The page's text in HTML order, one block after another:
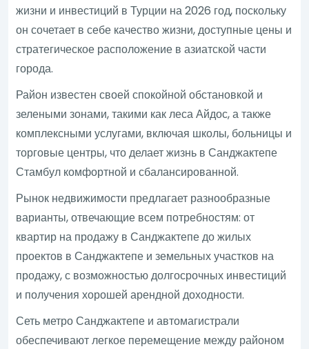
жизни и инвестиций в Турции на 2026 год, поскольку
он сочетает в себе качество жизни, доступные цены и
стратегическое расположение в азиатской части
города.
Район известен своей спокойной обстановкой и
зелеными зонами, такими как леса Айдос, а также
комплексными услугами, включая школы, больницы и
торговые центры, что делает жизнь в Санджактепе
Стамбул комфортной и сбалансированной.
Рынок недвижимости предлагает разнообразные
варианты, отвечающие всем потребностям: от
квартир на продажу в Санджактепе до жилых
проектов в Санджактепе и земельных участков на
продажу, с возможностью долгосрочных инвестиций
и получения хорошей арендной доходности.
Сеть метро Санджактепе и автомагистрали
обеспечивают легкое перемещение между районом